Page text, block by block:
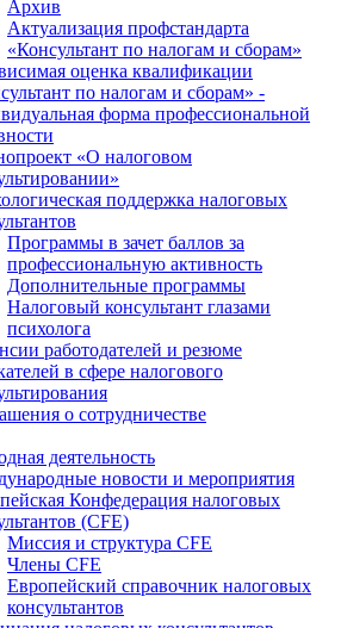
Архив
Актуализация профстандарта
«Консультант по налогам и сборам»
оценка квалификации
по налогам и сборам» -
форма профессиональной
«О налоговом
поддержка налоговых
Программы в зачет баллов за
профессиональную активность
Дополнительные программы
Налоговый консультант глазами
психолога
работодателей и резюме
в сфере налогового
о сотрудничестве
деятельность
новости и мероприятия
Конфедерация налоговых
(CFE)
Миссия и структура CFE
Члены CFE
Европейский справочник налоговых
консультантов